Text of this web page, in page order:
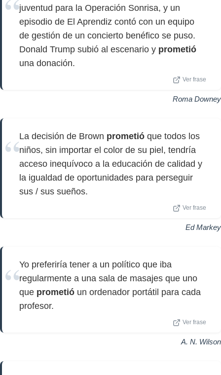
juventud para la Operación Sonrisa, y un
episodio de El Aprendiz contó con un equipo
de gestión de un concierto benéfico se puso.
Donald Trump subió al escenario y prometió
una donación.
Ver frase
Roma Downey
La decisión de Brown prometió que todos los
niños, sin importar el color de su piel, tendría
acceso inequívoco a la educación de calidad y
la igualdad de oportunidades para perseguir
sus / sus sueños.
Ver frase
Ed Markey
Yo preferiría tener a un político que iba
regularmente a una sala de masajes que uno
que prometió un ordenador portátil para cada
profesor.
Ver frase
A. N. Wilson